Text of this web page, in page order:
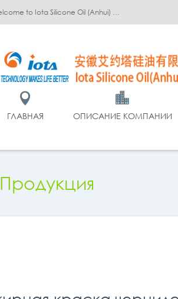
Welcome to Iota Silicone Oil (Anhui) Co., Ltd.!
ГЛАВНАЯ ОПИСАНИЕ КОМПАНИИ
Продукция